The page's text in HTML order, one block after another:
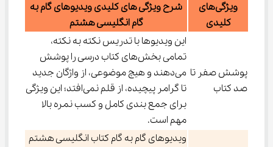
ویژگی‌های
کلیدی
شرح ویژگی های کلیدی ویدیوهای گام به
گام انگلیسی هشتم
پوشش صفر تا
صد کتاب
این ویدیوها با تدریس نکته به نکته،
تمامی بخش‌های کتاب درسی را پوشش
می‌دهند و هیچ موضوعی، از واژگان جدید
تا گرامر پیچیده، از قلم نمی‌افتد؛ این ویژگی
برای جمع بندی کامل و کسب نمره بالا
مهم است.
ویدیوهای گام به گام کتاب انگلیسی هشتم